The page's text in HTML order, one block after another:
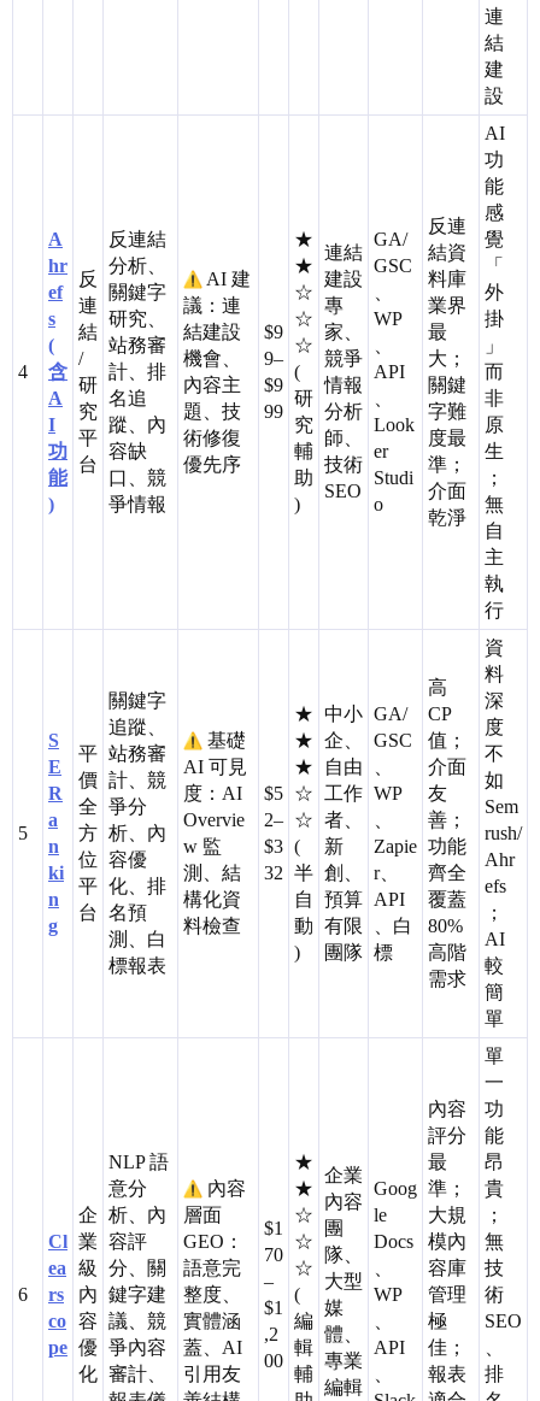
連
結
建
設
4
A
hr
ef
s
(
含
A
I
功
能
)
反
連
結
/
研
究
平
台
反連結
分析、
關鍵字
研究、
站務審
計、排
名追
蹤、內
容缺
口、競
爭情報
AI 建
議：連
結建設
機會、
內容主
題、技
術修復
優先序
$9
9–
$9
99
★
★
☆
☆
☆
(
研
究
輔
助
)
連結
建設
專
家、
競爭
情報
分析
師、
技術
SEO
GA/
GSC
WP
API
Look
er
Studi
o
反連
結資
料庫
業界
最
大；
關鍵
字難
度最
準；
介面
乾淨
AI
功
能
感
覺
「
外
掛
」
而
非
原
生
；
無
自
主
執
行
5
S
E
R
a
n
ki
n
g
平
價
全
方
位
平
台
關鍵字
追蹤、
站務審
計、競
爭分
析、內
容優
化、排
名預
測、白
標報表
基礎
AI 可見
度：AI
Overvie
w 監
測、結
構化資
料檢查
$5
2–
$3
32
★
★
★
☆
☆
(
半
自
動
)
中小
企、
自由
工作
者、
新
創、
預算
有限
團隊
GA/
GSC
WP
Zapie
r、
API
、白
標
高
CP
值；
介面
友
善；
功能
齊全
覆蓋
80%
高階
需求
資
料
深
度
不
如
Sem
rush/
Ahr
efs
；
AI
較
簡
單
6
Cl
ea
rs
co
pe
企
業
級
內
容
優
化
NLP 語
意分
析、內
容評
分、關
鍵字建
議、競
爭內容
審計、
內容
層面
GEO：
語意完
整度、
實體涵
蓋、AI
引用友
$1
70
–
$1
,2
00
★
★
☆
☆
☆
(
編
輯
輔
企業
內容
團
隊、
大型
媒
體、
專業
編輯
Goog
le
Docs
WP
API
內容
評分
最
準；
大規
模內
容庫
管理
極
佳；
報表
單
一
功
能
昂
貴
；
無
技
術
SEO
排